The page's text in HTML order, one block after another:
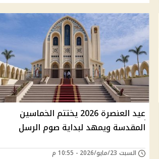
عيد العنصرة 2026 يختتم الخماسين
المقدسة ويمهد لبداية صوم الرسل
السبت 23/مايو/2026 - 10:55 م